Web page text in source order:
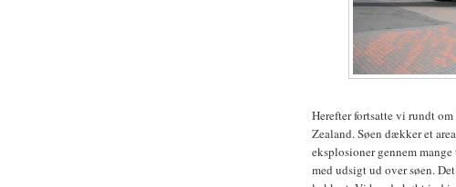
Herefter fortsatte vi rundt
Zealand. Søen dækker et
eksplosioner gennem
med udsigt ud over søen.